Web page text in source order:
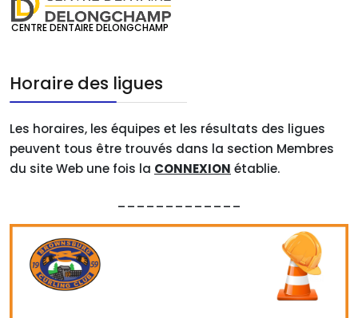
CENTRE DENTAIRE DELONGCHAMP
Horaire des ligues
Les horaires, les équipes et les résultats des ligues
peuvent tous être trouvés dans la section Membres
du site Web une fois la CONNEXION établie.
_____________